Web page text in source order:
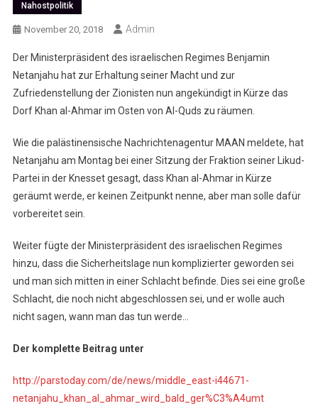
Nahostpolitik
November 20, 2018 Admin
Der Ministerpräsident des israelischen Regimes Benjamin
Netanjahu hat zur Erhaltung seiner Macht und zur
Zufriedenstellung der Zionisten nun angekündigt in Kürze das
Dorf Khan al-Ahmar im Osten von Al-Quds zu räumen.
Wie die palästinensische Nachrichtenagentur MAAN meldete, hat
Netanjahu am Montag bei einer Sitzung der Fraktion seiner Likud-
Partei in der Knesset gesagt, dass Khan al-Ahmar in Kürze
geräumt werde, er keinen Zeitpunkt nenne, aber man solle dafür
vorbereitet sein.
Weiter fügte der Ministerpräsident des israelischen Regimes
hinzu, dass die Sicherheitslage nun komplizierter geworden sei
und man sich mitten in einer Schlacht befinde. Dies sei eine große
Schlacht, die noch nicht abgeschlossen sei, und er wolle auch
nicht sagen, wann man das tun werde…
Der komplette Beitrag unter
http://parstoday.com/de/news/middle_east-i44671-
netanjahu_khan_al_ahmar_wird_bald_ger%C3%A4umt